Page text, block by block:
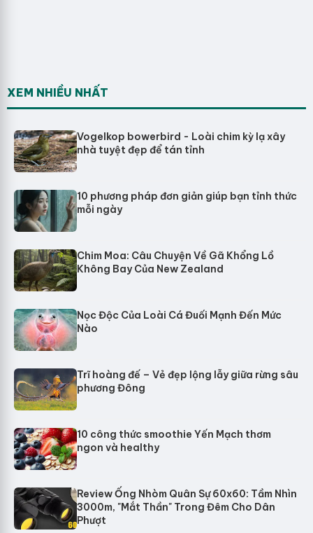
XEM NHIỀU NHẤT
Vogelkop bowerbird - Loài chim kỳ lạ xây
nhà tuyệt đẹp để tán tỉnh
10 phương pháp đơn giản giúp bạn tỉnh thức
mỗi ngày
Chim Moa: Câu Chuyện Về Gã Khổng Lồ
Không Bay Của New Zealand
Nọc Độc Của Loài Cá Đuối Mạnh Đến Mức
Nào
Trĩ hoàng đế – Vẻ đẹp lộng lẫy giữa rừng sâu
phương Đông
10 công thức smoothie Yến Mạch thơm
ngon và healthy
Review Ống Nhòm Quân Sự 60x60: Tầm Nhìn
3000m, "Mắt Thần" Trong Đêm Cho Dân
Phượt